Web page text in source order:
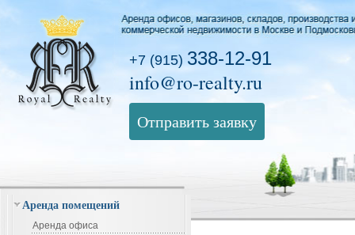
+7 (915) 338-12-91
info@ro-realty.ru
Отправить заявку
Аренда помещений
Аренда офиса